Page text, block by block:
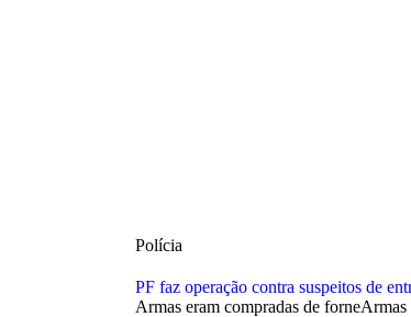
Polícia
PF faz operação contra suspeitos de
Armas eram compradas de